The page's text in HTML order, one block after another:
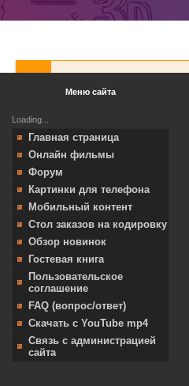
Меню сайта
Loading...
Главная страница
Онлайн фильмы
Форум
Картинки для телефона
Мобильный контент
Стол заказов на кодировку
Обзор новинок
Гостевая книга
Пользовательское
соглашение
FAQ (вопрос/ответ)
Скачать с YouTube mp4
Связь с администрацией
сайта